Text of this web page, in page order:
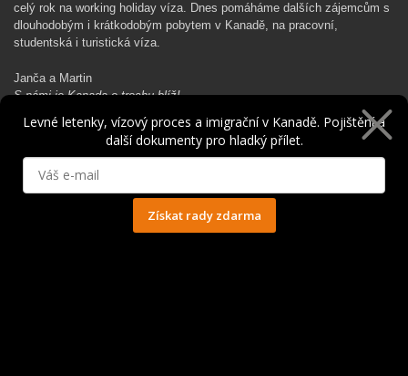
celý rok na working holiday víza. Dnes pomáháme dalších zájemcům s
dlouhodobým i krátkodobým pobytem v Kanadě, na pracovní,
studentská i turistická víza.
Janča a Martin
S námi je Kanada o trochu blíž!
Rádi Ti pomůžeme s kanadským dobrodružstvím…
Levné letenky, vízový proces a imigrační v Kanadě. Pojištění a
další dokumenty pro hladký přílet.
Získat rady zdarma